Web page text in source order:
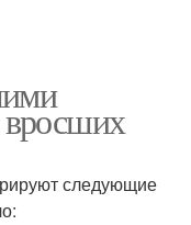
следующие